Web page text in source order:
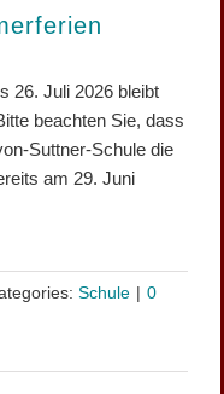
26. Juli 2026 bleibt
beachten Sie, dass
Suttner-Schule die
am 29. Juni
Schule | 0